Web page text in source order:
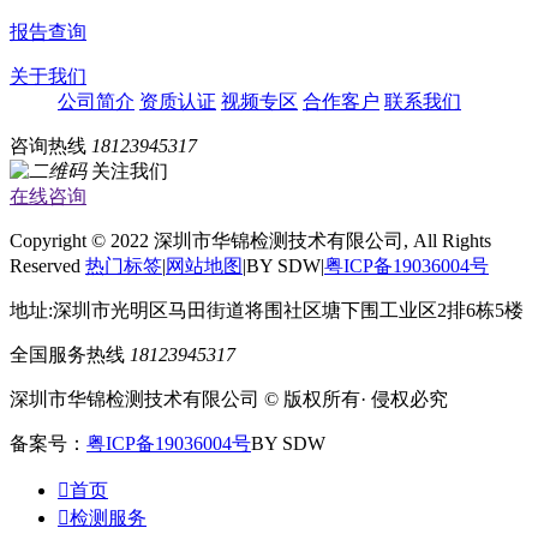
报告查询
关于我们
公司简介 资质认证 视频专区 合作客户 联系我们
咨询热线 18123945317
关注我们
在线咨询
Copyright © 2022 深圳市华锦检测技术有限公司, All Rights
Reserved 热门标签|网站地图|BY SDW|粤ICP备19036004号
地址:深圳市光明区马田街道将围社区塘下围工业区2排6栋5楼
全国服务热线 18123945317
深圳市华锦检测技术有限公司 © 版权所有· 侵权必究
备案号： 粤ICP备19036004号BY SDW
首页
检测服务